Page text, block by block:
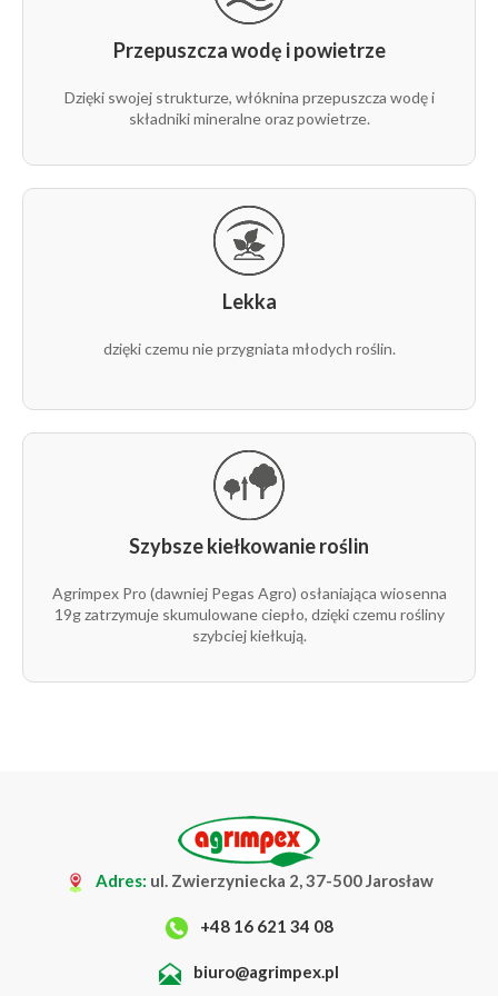
Przepuszcza wodę i powietrze
Dzięki swojej strukturze, włóknina przepuszcza wodę i
składniki mineralne oraz powietrze.
Lekka
dzięki czemu nie przygniata młodych roślin.
Szybsze kiełkowanie roślin
Agrimpex Pro (dawniej Pegas Agro) osłaniająca wiosenna
19g zatrzymuje skumulowane ciepło, dzięki czemu rośliny
szybciej kiełkują.
Adres: ul. Zwierzyniecka 2, 37-500 Jarosław
+48 16 621 34 08
biuro@agrimpex.pl